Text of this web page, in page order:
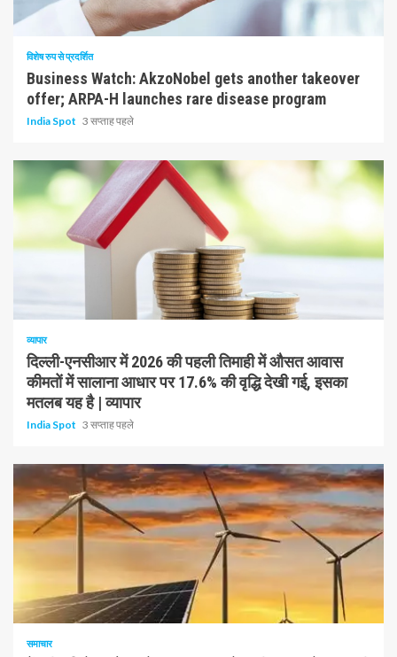
10 न्यूनतम पढ़ा
विशेष रुप से प्रदर्शित
Business Watch: AkzoNobel gets another takeover
offer; ARPA-H launches rare disease program
India Spot 3 सप्ताह पहले
व्यापार
दिल्ली-एनसीआर में 2026 की पहली तिमाही में औसत आवास
कीमतों में सालाना आधार पर 17.6% की वृद्धि देखी गई, इसका
मतलब यह है | व्यापार
India Spot 3 सप्ताह पहले
1 न्यूनतम पढ़ा
समाचार